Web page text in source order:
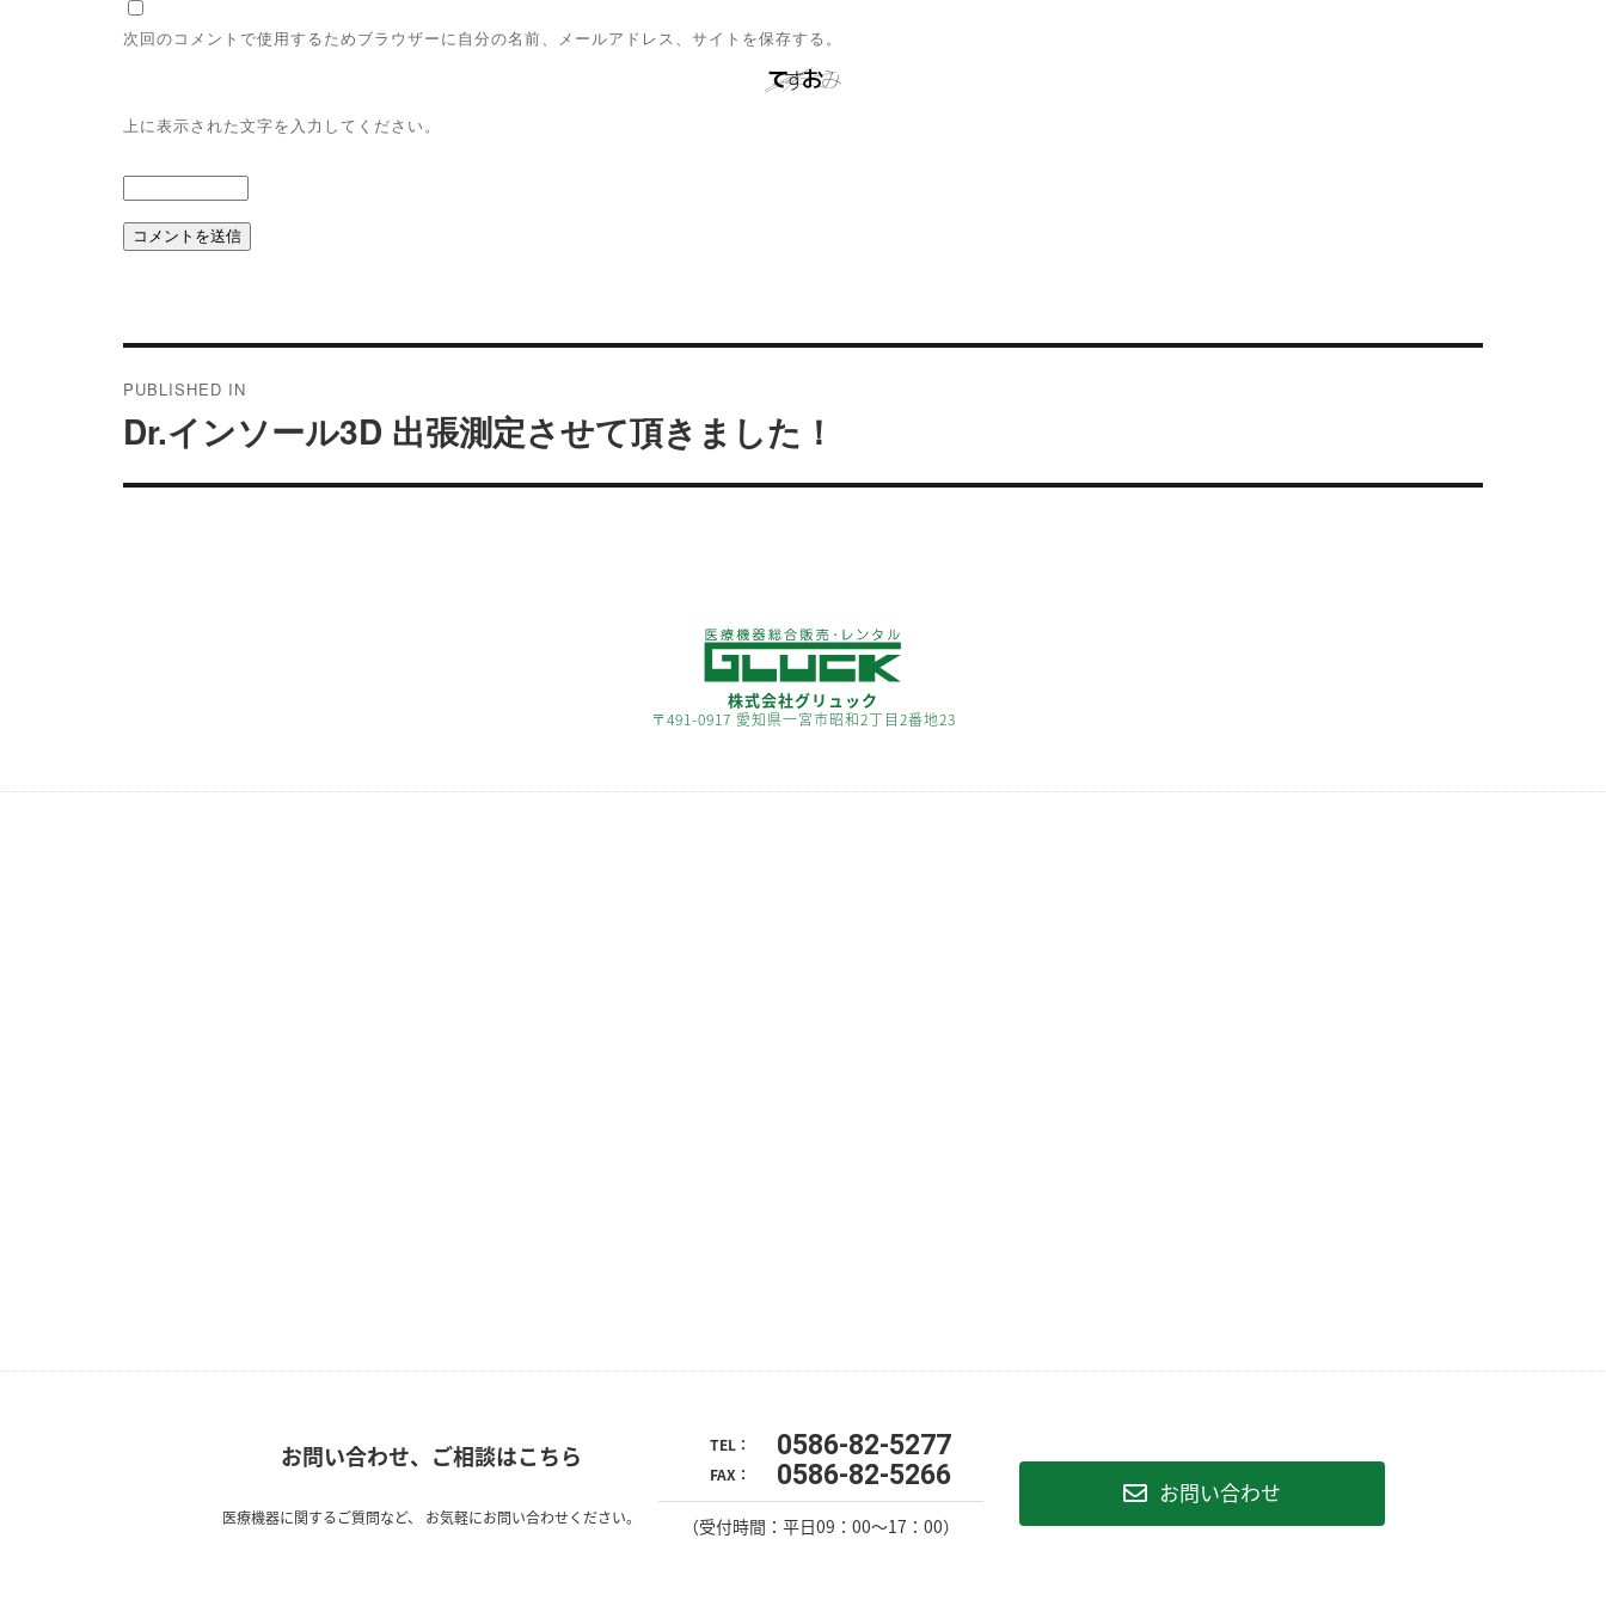
次回のコメントで使用するためブラウザーに自分の名前、メールアドレス、サイトを保存する。
上に表示された文字を入力してください。
稿
ナ
ビ
ゲ
PUBLISHED IN
Dr.インソール3D 出張測定させて頂きました！
株式会社グリュック
〒491-0917 愛知県一宮市昭和2丁目2番地23
お問い合わせ、ご相談はこちら
医療機器に関するご質問など、 お気軽にお問い合わせください。
TEL： 0586-82-5277
FAX： 0586-82-5266
（受付時間：平日09：00〜17：00）
お問い合わせ